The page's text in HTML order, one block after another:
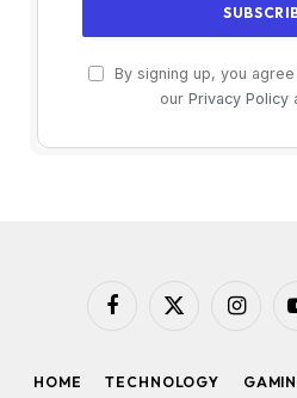
By signing up, you
our Privacy Policy
Facebook
X
HOME TECHNOLOGY